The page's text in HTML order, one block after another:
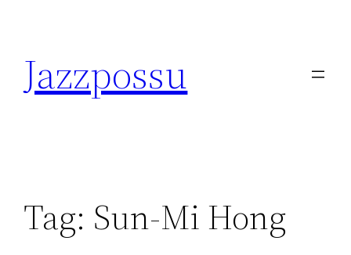
content
Jazzpossu
Tag: Sun-Mi Hong